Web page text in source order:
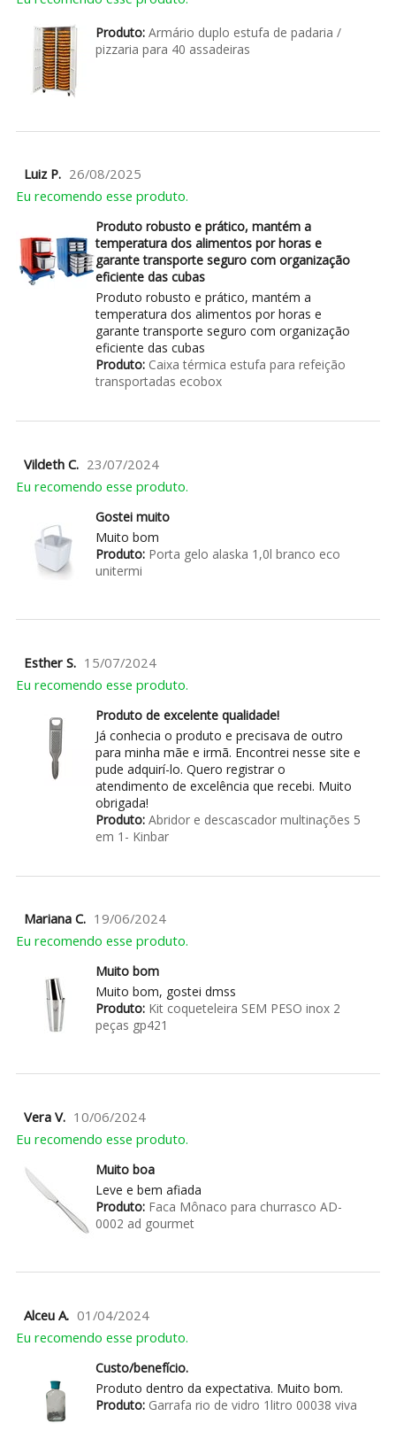
Produto:Armário duplo estufa de padaria /
pizzaria para 40 assadeiras
Luiz P. 26/08/2025
Eu recomendo esse produto.
Produto robusto e prático, mantém a
temperatura dos alimentos por horas e
garante transporte seguro com organização
eficiente das cubas
Produto robusto e prático, mantém a
temperatura dos alimentos por horas e
garante transporte seguro com organização
eficiente das cubas
Produto:Caixa térmica estufa para refeição
transportadas ecobox
Vildeth C. 23/07/2024
Eu recomendo esse produto.
Gostei muito
Muito bom
Produto:Porta gelo alaska 1,0l branco eco
unitermi
Esther S. 15/07/2024
Eu recomendo esse produto.
Produto de excelente qualidade!
Já conhecia o produto e precisava de outro
para minha mãe e irmã. Encontrei nesse site e
pude adquirí-lo. Quero registrar o
atendimento de excelência que recebi. Muito
obrigada!
Produto:Abridor e descascador multinações 5
em 1- Kinbar
Mariana C. 19/06/2024
Eu recomendo esse produto.
Muito bom
Muito bom, gostei dmss
Produto:Kit coqueteleira SEM PESO inox 2
peças gp421
Vera V. 10/06/2024
Eu recomendo esse produto.
Muito boa
Leve e bem afiada
Produto:Faca Mônaco para churrasco AD-
0002 ad gourmet
Alceu A. 01/04/2024
Eu recomendo esse produto.
Custo/benefício.
Produto dentro da expectativa. Muito bom.
Produto:Garrafa rio de vidro 1litro 00038 viva